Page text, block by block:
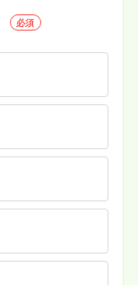
必須